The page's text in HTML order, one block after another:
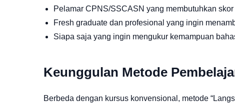
Pelamar CPNS/SSCASN yang membutuhkan
Fresh graduate dan profesional yang ingin
Siapa saja yang ingin mengukur kemampuan
Keunggulan Metode
Berbeda dengan kursus konvensional, metode